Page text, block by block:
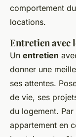
comportement
locations.
Entretien avec
Un entretien
donner une
ses attentes.
de vie, ses
du logement.
appartement en